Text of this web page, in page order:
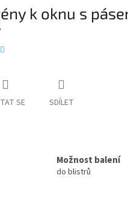
k oknu s
SE SDÍLET
Možnost balení
do blistrů